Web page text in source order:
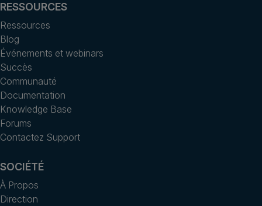
RESSOURCES
Ressources
Blog
Événements et webinars
Succès
Communauté
Documentation
Knowledge Base
Forums
Contactez Support
SOCIÉTÉ
À Propos
Direction